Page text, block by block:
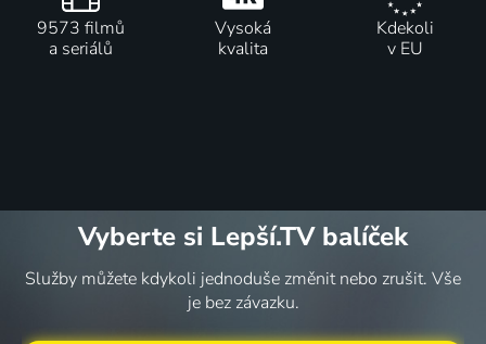
9573 filmů
a seriálů
Vysoká
kvalita
Kdekoli
v EU
Vyberte si Lepší.TV balíček
Služby můžete kdykoli jednoduše změnit nebo zrušit. Vše
je bez závazku.